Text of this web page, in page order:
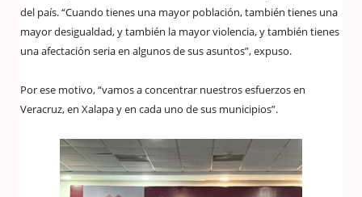
del país. “Cuando tienes una mayor población, también tienes una
mayor desigualdad, y también la mayor violencia, y también tienes
una afectación seria en algunos de sus asuntos”, expuso.
Por ese motivo, “vamos a concentrar nuestros esfuerzos en
Veracruz, en Xalapa y en cada uno de sus municipios”.